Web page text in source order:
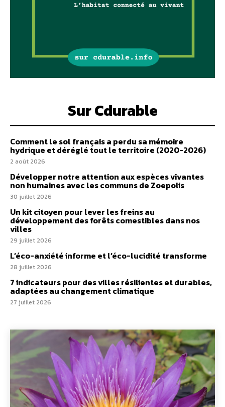
Sur Cdurable
Comment le sol français a perdu sa mémoire
hydrique et déréglé tout le territoire (2020-2026)
2 août 2026
Développer notre attention aux espèces vivantes
non humaines avec les communs de Zoepolis
30 juillet 2026
Un kit citoyen pour lever les freins au
développement des forêts comestibles dans nos
villes
29 juillet 2026
L’éco-anxiété informe et l’éco-lucidité transforme
28 juillet 2026
7 indicateurs pour des villes résilientes et durables,
adaptées au changement climatique
27 juillet 2026